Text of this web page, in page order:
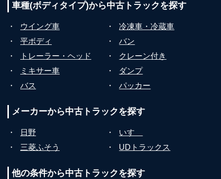
車種(ボディタイプ)から中古トラックを探す
・ ウイング車 ・
冷凍車・冷蔵車
・
平ボディ ・
バン
・
トレーラー・ヘッド ・
クレーン付き
・
ミキサー車 ・
ダンプ
・
バス ・ パッカー
メーカーから中古トラックを探す
・ 日野 ・
いすゞ
・
三菱ふそう ・ UDトラックス
他の条件から中古トラックを探す